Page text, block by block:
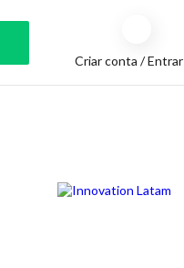
Criar conta / Entrar